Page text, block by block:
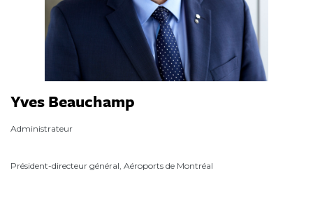
Yves Beauchamp
Administrateur
Président-directeur général, Aéroports de Montréal